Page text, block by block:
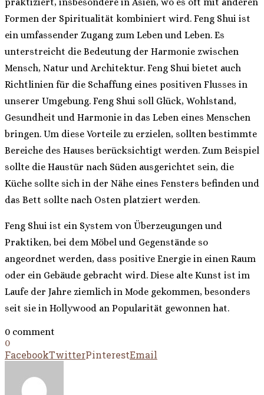
Formen der Spiritualität kombiniert wird. Feng Shui ist
ein umfassender Zugang zum Leben und Leben. Es
unterstreicht die Bedeutung der Harmonie zwischen
Mensch, Natur und Architektur. Feng Shui bietet auch
Richtlinien für die Schaffung eines positiven Flusses in
unserer Umgebung. Feng Shui soll Glück, Wohlstand,
Gesundheit und Harmonie in das Leben eines Menschen
bringen. Um diese Vorteile zu erzielen, sollten bestimmte
Bereiche des Hauses berücksichtigt werden. Zum Beispiel
sollte die Haustür nach Süden ausgerichtet sein, die
Küche sollte sich in der Nähe eines Fensters befinden und
das Bett sollte nach Osten platziert werden.
Feng Shui ist ein System von Überzeugungen und
Praktiken, bei dem Möbel und Gegenstände so
angeordnet werden, dass positive Energie in einen Raum
oder ein Gebäude gebracht wird. Diese alte Kunst ist im
Laufe der Jahre ziemlich in Mode gekommen, besonders
seit sie in Hollywood an Popularität gewonnen hat.
0 comment
0
FacebookTwitterPinterestEmail